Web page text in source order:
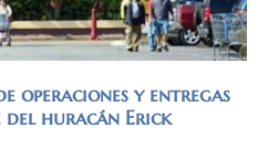
operaciones y entregas
del huracán Erick